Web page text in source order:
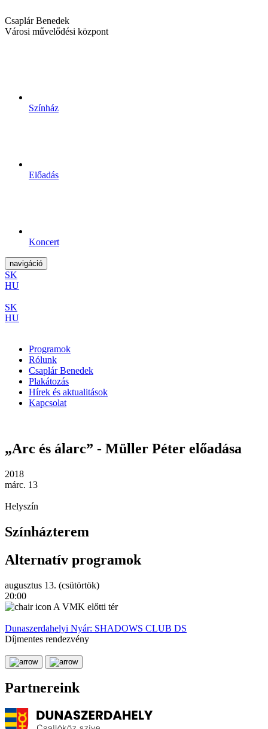
Csaplár Benedek
Városi művelődési központ
Színház
Előadás
Koncert
navigáció
SK
HU
SK
HU
Programok
Rólunk
Csaplár Benedek
Plakátozás
Hírek és aktualitások
Kapcsolat
„Arc és álarc” - Müller Péter előadása
2018
márc. 13
Helyszín
Színházterem
Alternatív programok
augusztus 13. (csütörtök)
20:00
A VMK előtti tér
Dunaszerdahelyi Nyár: SHADOWS CLUB DS
Díjmentes rendezvény
Partnereink